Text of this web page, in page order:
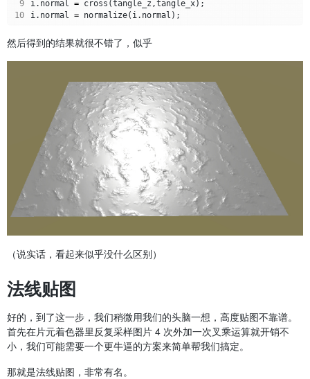
9
i. normal = cross (tangle_z ,tangle_x);
10
i. normal = normalize( i. normal );
然后得到的结果就很不错了，似乎
（说实话，看起来似乎没什么区别）
法线贴图
好的，到了这一步，我们稍微用我们的头脑一想，高度贴图不靠谱。
首先在片元着色器里反复采样图片 4 次外加一次叉乘运算就开销不
小，我们可能需要一个更牛逼的方案来简单帮我们搞定。
那就是法线贴图，非常有名。